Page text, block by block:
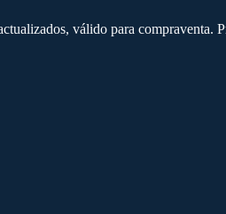
válido para compraventa.